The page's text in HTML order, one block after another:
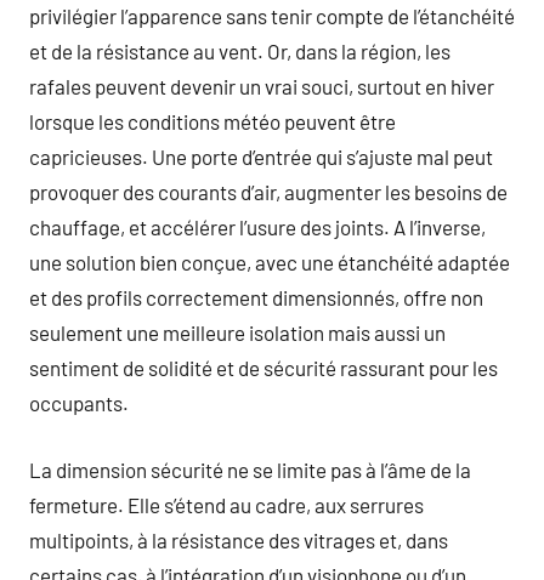
privilégier l’apparence sans tenir compte de l’étanchéité
et de la résistance au vent. Or, dans la région, les
rafales peuvent devenir un vrai souci, surtout en hiver
lorsque les conditions météo peuvent être
capricieuses. Une porte d’entrée qui s’ajuste mal peut
provoquer des courants d’air, augmenter les besoins de
chauffage, et accélérer l’usure des joints. A l’inverse,
une solution bien conçue, avec une étanchéité adaptée
et des profils correctement dimensionnés, offre non
seulement une meilleure isolation mais aussi un
sentiment de solidité et de sécurité rassurant pour les
occupants.
La dimension sécurité ne se limite pas à l’âme de la
fermeture. Elle s’étend au cadre, aux serrures
multipoints, à la résistance des vitrages et, dans
certains cas, à l’intégration d’un visiophone ou d’un